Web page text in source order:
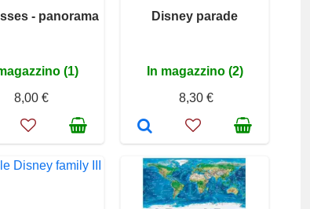
- panorama
(1)
8,00 €
Disney parade
In magazzino (2)
8,30 €